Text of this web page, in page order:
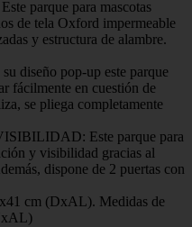
parque para mascotas
de tela Oxford impermeable
y estructura de alambre.
diseño pop-up este parque
fácilmente en cuestión de
se pliega completamente
Este parque para
y visibilidad gracias al
dispone de 2 puertas con
cm (DxAL). Medidas de